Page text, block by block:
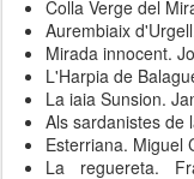
Colla Verge del
Aurembiaix
Mirada innocent.
L'Harpia de
La iaia Sunsion.
Als sardanistes de
Esterriana. Miguel
La reguereta.